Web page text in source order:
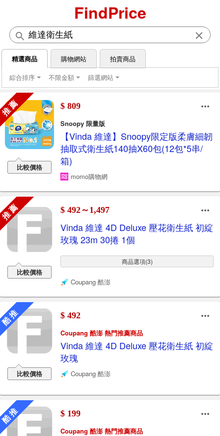
FindPrice
×
精選商品 購物網站
拍賣商品
綜合排序
不限金額 篩選網站
薦
比較價格
$ 809
Snoopy 限量版
【Vinda 維達】Snoopy限定版柔膚細韌
抽取式衛生紙140抽X60包(12包*5串/
箱)
momo購物網
薦
比較價格
$ 492～1,497
Vinda 維達 4D Deluxe 壓花衛生紙 初綻
玫瑰 23m 30捲 1個
商品選項(3)
Coupang 酷澎
推
比較價格
$ 492
Coupang 酷澎 熱門推薦商品
Vinda 維達 4D Deluxe 壓花衛生紙 初綻
玫瑰
Coupang 酷澎
推 $ 199
Coupang 酷澎 熱門推薦商品